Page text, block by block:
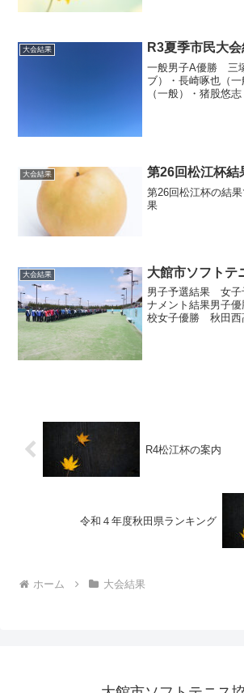
大会結果 R3夏季市民大
一般男子A優勝 三
ブ）・長崎啄也（
（一般）・猪股悠
大会結果 第26回松江杯結
第26回松江杯の結
果
大会結果 大館市ソフトテ
男子予選結果 女
ナメント結果男子
校女子優勝 秋田西
R4松江杯の案内
令和４年度秋田県ランキング
ホーム 大会結果